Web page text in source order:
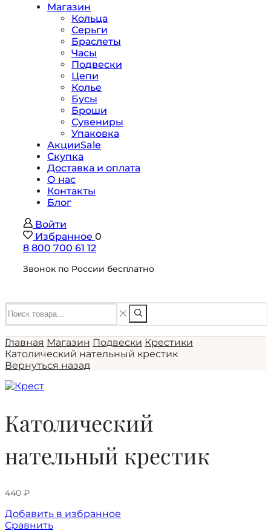
Магазин
Кольца
Серьги
Браслеты
Часы
Подвески
Цепи
Колье
Бусы
Броши
Сувениры
Упаковка
АкцииSale
Скупка
Доставка и оплата
О нас
Контакты
Блог
Войти
Избранное 0
8 800 700 61 12
Звонок по России бесплатно
Главная Магазин Подвески Крестики
Католический нательный крестик
Вернуться назад
Католический
нательный крестик
440 ₽
Добавить в избранное
Сравнить